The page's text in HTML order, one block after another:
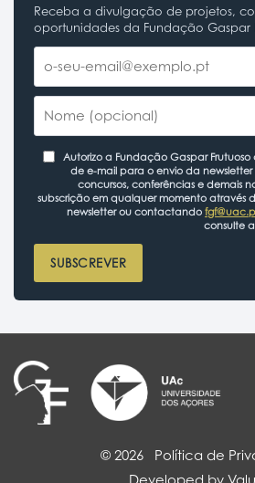
Receba a divulgação de projetos,
oportunidades da Fundação Gaspar
Autorizo a Fundação Gaspar
de e-mail para o envio da
concursos, conferências e demais
subscrição em qualquer momento através
newsletter ou contactando
consulte a
SUBSCREVER
© 2026 Política de
Developed by